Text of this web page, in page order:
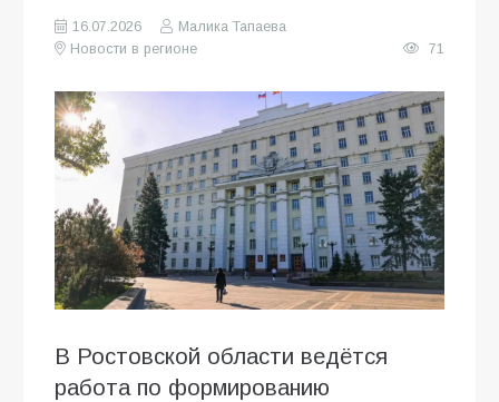
16.07.2026
Малика Тапаева
Новости в регионе
71
В Ростовской области ведётся
работа по формированию